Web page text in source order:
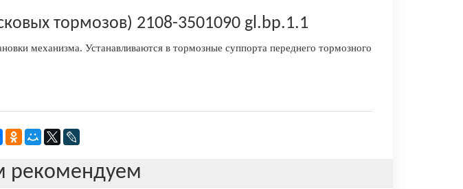
тормозов) 2108-3501090 gl.bp.1.1
механизма. Устанавливаются в тормозные суппорта переднего тормозного
рекомендуем